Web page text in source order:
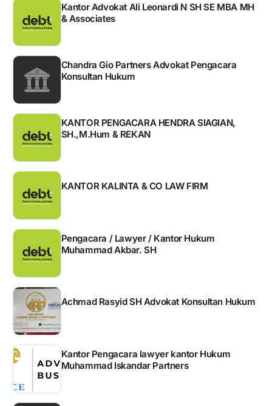
Kantor Advokat Ali Leonardi N SH SE MBA MH
& Associates
Chandra Gio Partners Advokat Pengacara
Konsultan Hukum
KANTOR PENGACARA HENDRA SIAGIAN,
SH.,M.Hum & REKAN
KANTOR KALINTA & CO LAW FIRM
Pengacara / Lawyer / Kantor Hukum
Muhammad Akbar. SH
Achmad Rasyid SH Advokat Konsultan Hukum
Kantor Pengacara lawyer kantor Hukum
Muhammad Iskandar Partners